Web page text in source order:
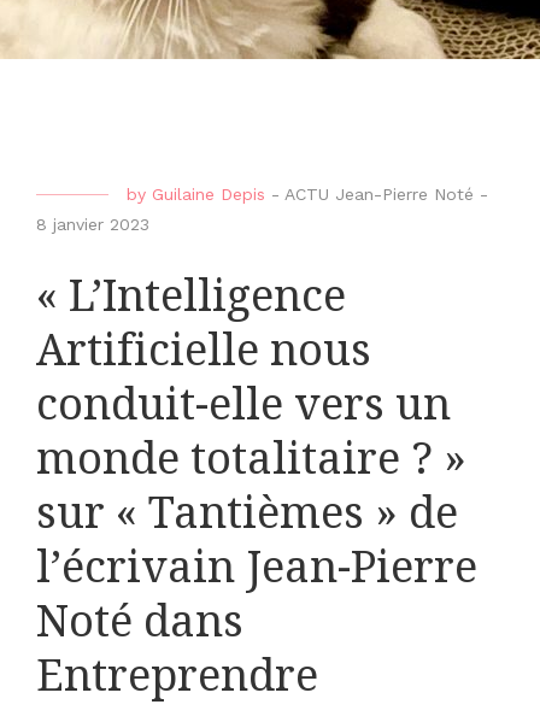
by Guilaine Depis - ACTU Jean-Pierre Noté -
8 janvier 2023
« L’Intelligence
Artificielle nous
conduit-elle vers un
monde totalitaire ? »
sur « Tantièmes » de
l’écrivain Jean-Pierre
Noté dans
Entreprendre